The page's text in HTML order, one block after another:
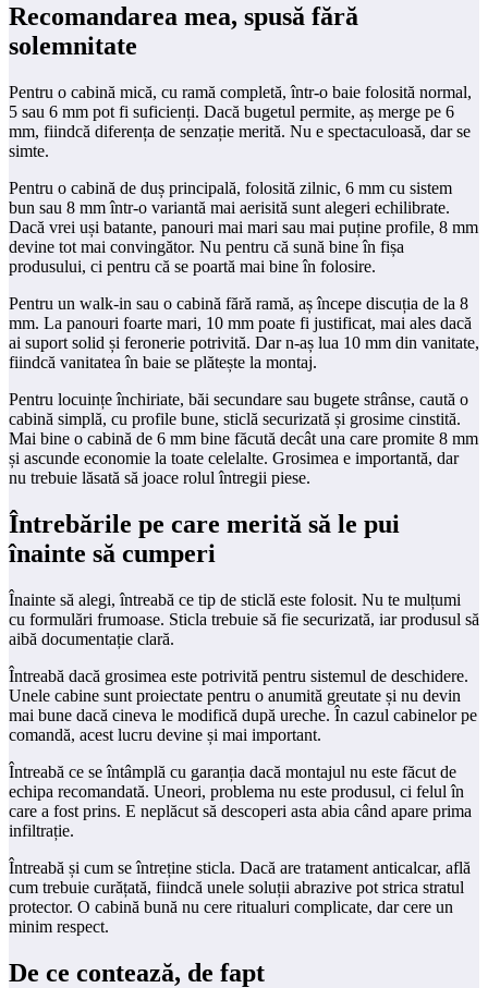
Recomandarea mea, spusă fără
solemnitate
Pentru o cabină mică, cu ramă completă, într-o baie folosită normal,
5 sau 6 mm pot fi suficienți. Dacă bugetul permite, aș merge pe 6
mm, fiindcă diferența de senzație merită. Nu e spectaculoasă, dar se
simte.
Pentru o cabină de duș principală, folosită zilnic, 6 mm cu sistem
bun sau 8 mm într-o variantă mai aerisită sunt alegeri echilibrate.
Dacă vrei uși batante, panouri mai mari sau mai puține profile, 8 mm
devine tot mai convingător. Nu pentru că sună bine în fișa
produsului, ci pentru că se poartă mai bine în folosire.
Pentru un walk-in sau o cabină fără ramă, aș începe discuția de la 8
mm. La panouri foarte mari, 10 mm poate fi justificat, mai ales dacă
ai suport solid și feronerie potrivită. Dar n-aș lua 10 mm din vanitate,
fiindcă vanitatea în baie se plătește la montaj.
Pentru locuințe închiriate, băi secundare sau bugete strânse, caută o
cabină simplă, cu profile bune, sticlă securizată și grosime cinstită.
Mai bine o cabină de 6 mm bine făcută decât una care promite 8 mm
și ascunde economie la toate celelalte. Grosimea e importantă, dar
nu trebuie lăsată să joace rolul întregii piese.
Întrebările pe care merită să le pui
înainte să cumperi
Înainte să alegi, întreabă ce tip de sticlă este folosit. Nu te mulțumi
cu formulări frumoase. Sticla trebuie să fie securizată, iar produsul să
aibă documentație clară.
Întreabă dacă grosimea este potrivită pentru sistemul de deschidere.
Unele cabine sunt proiectate pentru o anumită greutate și nu devin
mai bune dacă cineva le modifică după ureche. În cazul cabinelor pe
comandă, acest lucru devine și mai important.
Întreabă ce se întâmplă cu garanția dacă montajul nu este făcut de
echipa recomandată. Uneori, problema nu este produsul, ci felul în
care a fost prins. E neplăcut să descoperi asta abia când apare prima
infiltrație.
Întreabă și cum se întreține sticla. Dacă are tratament anticalcar, află
cum trebuie curățată, fiindcă unele soluții abrazive pot strica stratul
protector. O cabină bună nu cere ritualuri complicate, dar cere un
minim respect.
De ce contează, de fapt